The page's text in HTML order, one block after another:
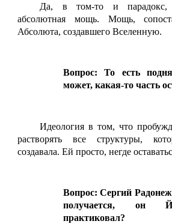
Да, в том-то и парадокс,
абсолютная мощь. Мощь,
Абсолюта, создавшего Вселенную.
Вопрос: То есть
может, какая-то часть
Идеология в том, что
растворять все структуры,
создавала. Ей просто, негде
Вопрос: Сергий
получается, он
практиковал?